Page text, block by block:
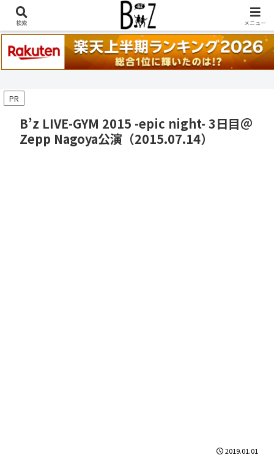
稲葉浩志『en-Zepp』『enⅣ』セトリ一覧はこちら
PR
B’z LIVE-GYM 2015 -epic night- 3日目＠
Zepp Nagoya公演（2015.07.14）
2019.01.01
検索 メニュー